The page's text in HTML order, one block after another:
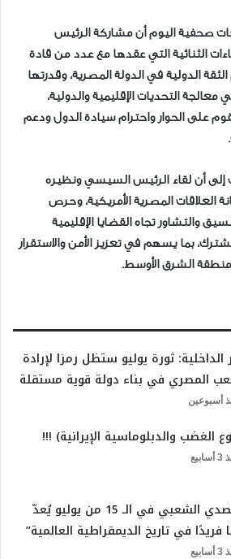
صحفية اليوم أن مشاركة الرئيس
الثنائية التي عقدها مع عدد من قادة
الدولية في الدولة المصرية، وقدرتها
التحديات الإقليمية والدولية،
على الحوار واحترام سيادة الدول ودعم
أن لقاء الرئيس السيسي ونظيره
العلاقات المصرية الأمريكية، وحرص
والتشاور تجاه القضايا الإقليمية
بما يسهم في تعزيز الأمن والاستقرار
الشرق الأوسط.
الداخلية: ثورة يوليو ستظل رمزا لإرادة
المصري في بناء دولة قوية مستقلة
أسبوعين
الغضب والدبلوماسية الإيرانية) !!!
“التصدي الشعبي في الـ 15 من يوليو يُعدّ
فريدًا في تاريخ الديمقراطية العالمية”